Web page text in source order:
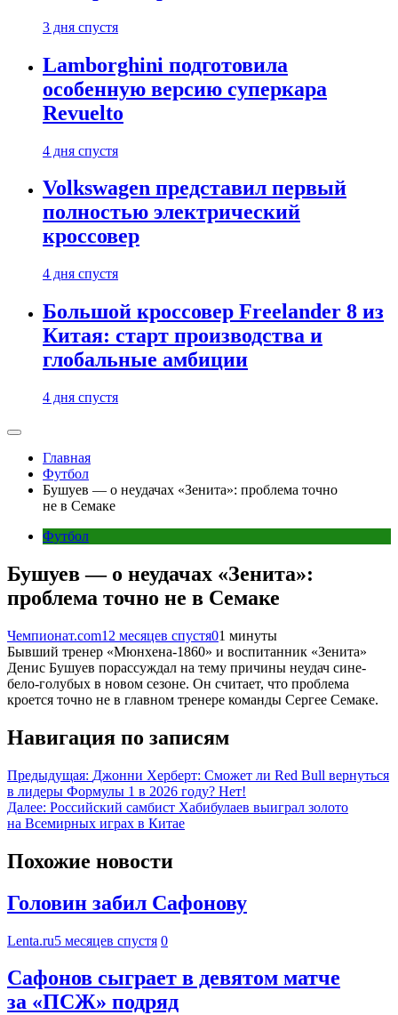
3 дня спустя
Lamborghini подготовила
особенную версию суперкара
Revuelto
4 дня спустя
Volkswagen представил первый
полностью электрический
кроссовер
4 дня спустя
Большой кроссовер Freelander 8 из
Китая: старт производства и
глобальные амбиции
4 дня спустя
Главная
Футбол
Бушуев — о неудачах «Зенита»: проблема точно
не в Семаке
Футбол
Бушуев — о неудачах «Зенита»:
проблема точно не в Семаке
Чемпионат.com12 месяцев спустя01 минуты
Бывший тренер «Мюнхена-1860» и воспитанник «Зенита»
Денис Бушуев порассуждал на тему причины неудач сине-
бело-голубых в новом сезоне. Он считает, что проблема
кроется точно не в главном тренере команды Сергее Семаке.
Навигация по записям
Предыдущая: Джонни Херберт: Сможет ли Red Bull вернуться
в лидеры Формулы 1 в 2026 году? Нет!
Далее: Российский самбист Хабибулаев выиграл золото
на Всемирных играх в Китае
Похожие новости
Головин забил Сафонову
Lenta.ru5 месяцев спустя 0
Сафонов сыграет в девятом матче
за «ПСЖ» подряд